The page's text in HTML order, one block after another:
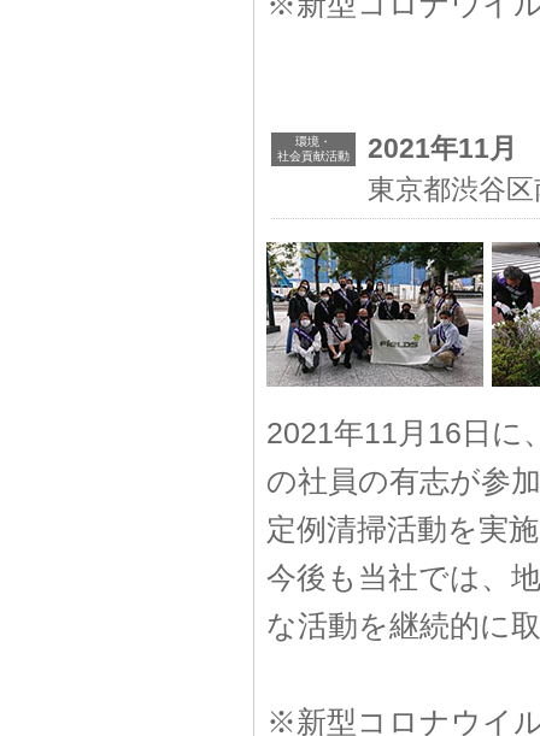
環境・
社会貢献活動
2021年11月
東京都渋谷
2021年11月16日に
の社員の有志が参
定例清掃活動を実
今後も当社では、
な活動を継続的に
※新型コロナウイ